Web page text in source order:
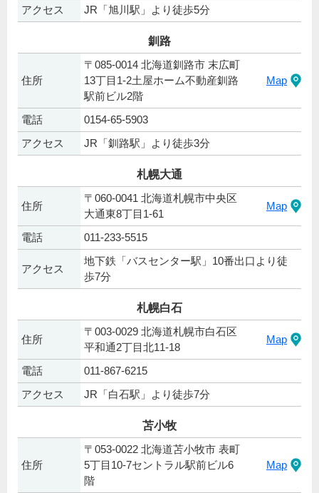
アクセス
JR「旭川駅」より徒歩5分
釧路
住所
〒085-0014 北海道釧路市 末広町
13丁目1-2土屋ホーム不動産釧路
駅前ビル2階
Map
電話
0154-65-5903
アクセス
JR「釧路駅」より徒歩3分
札幌大通
住所
〒060-0041 北海道札幌市中央区
大通東8丁目1-61
Map
電話 011-233-5515
アクセス
地下鉄「バスセンター駅」10番出口より徒
歩7分
札幌白石
住所
〒003-0029 北海道札幌市白石区
平和通2丁目北11-18
Map
電話
011-867-6215
アクセス
JR「白石駅」より徒歩7分
苫小牧
住所
〒053-0022 北海道苫小牧市 表町
5丁目10-7セントラル駅前ビル6
階
Map